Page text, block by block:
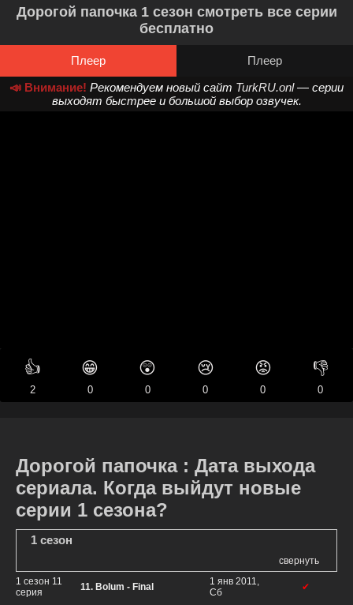
Дорогой папочка 1 сезон смотреть все серии
бесплатно
Плеер
Плеер
📣 Внимание! Рекомендуем новый сайт TurkRU.onl— серии
выходят быстрее и большой выбор озвучек.
👍
2
😁
0
😲
0
😢
0
😡
0
👎
0
Дорогой папочка : Дата выхода
сериала. Когда выйдут новые
серии 1 сезона?
1 сезон
свернуть
1 сезон 11
серия
11. Bolum - Final
1 янв 2011,
Сб
✔